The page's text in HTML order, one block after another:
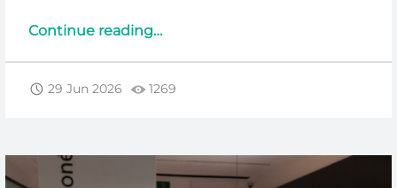
Continue reading“BASTA
ENCUBIERTA:
DESCONEXIÓN
…
29 Jun 2026 1269